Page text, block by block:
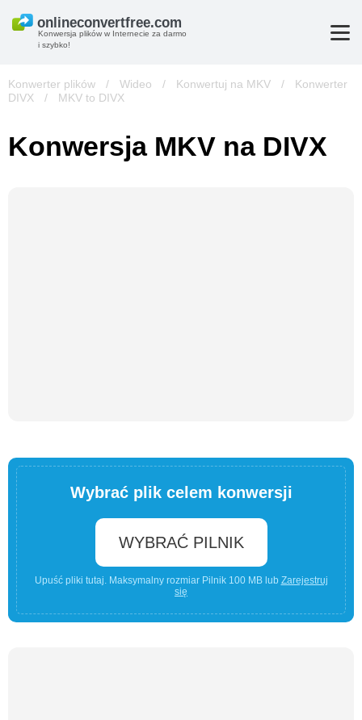
Konwersja plików w Internecie za darmo
i szybko!
Konwerter plików / Wideo / Konwertuj na MKV /
Konwerter
DIVX
/ MKV to DIVX
Konwersja MKV na DIVX
Wybrać plik celem konwersji
WYBRAĆ PILNIK
Upuść pliki tutaj. Maksymalny rozmiar Pilnik 100 MB lub Zarejestruj
się